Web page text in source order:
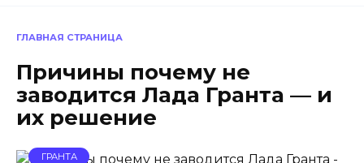
ГЛАВНАЯ СТРАНИЦА
Причины почему не
заводится Лада Гранта — и
их решение
ГРАНТА